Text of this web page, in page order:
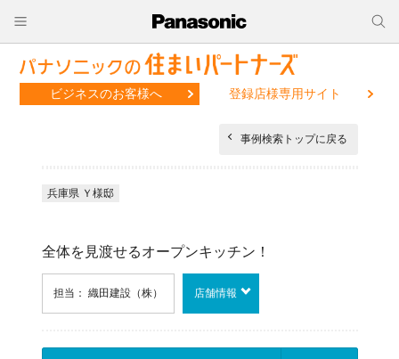
ビジネスのお客様へ 登録店様専用サイト
事例検索トップに戻る
兵庫県 Ｙ様邸
全体を見渡せるオープンキッチン！
担当： 織田建設（株） 店舗情報